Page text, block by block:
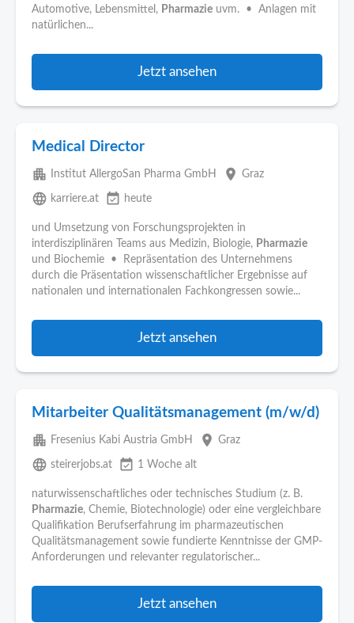
Automotive, Lebensmittel, Pharmazie uvm. • Anlagen mit
natürlichen...
Jetzt ansehen
Medical Director
apartment Institut AllergoSan Pharma GmbH place Graz
language karriere.at event_available heute
und Umsetzung von Forschungsprojekten in
interdisziplinären Teams aus Medizin, Biologie, Pharmazie
und Biochemie • Repräsentation des Unternehmens
durch die Präsentation wissenschaftlicher Ergebnisse auf
nationalen und internationalen Fachkongressen sowie...
Jetzt ansehen
Mitarbeiter Qualitätsmanagement (m/w/d)
apartment Fresenius Kabi Austria GmbH place Graz
language steirerjobs.at event_available 1 Woche alt
naturwissenschaftliches oder technisches Studium (z. B.
Pharmazie, Chemie, Biotechnologie) oder eine vergleichbare
Qualifikation Berufserfahrung im pharmazeutischen
Qualitätsmanagement sowie fundierte Kenntnisse der GMP-
Anforderungen und relevanter regulatorischer...
Jetzt ansehen